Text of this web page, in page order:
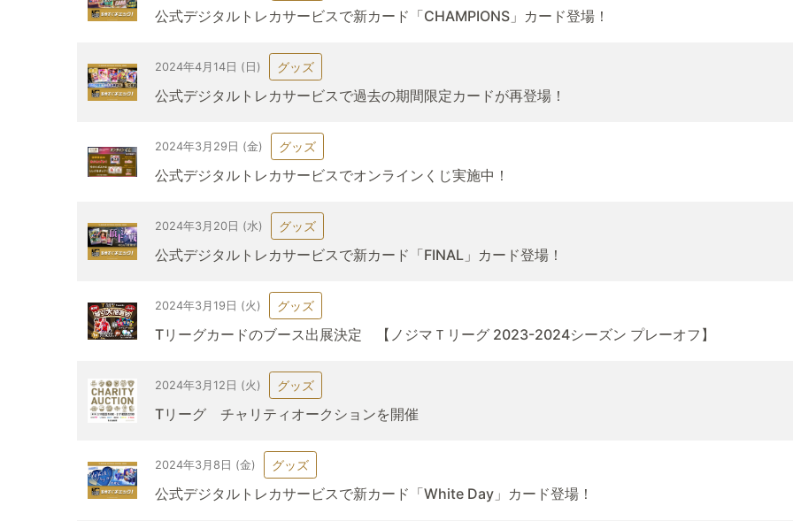
公式デジタルトレカサービスで新カード「CHAMPIONS」カード登場！
2024年4月14日 (日) グッズ
公式デジタルトレカサービスで過去の期間限定カードが再登場！
2024年3月29日 (金) グッズ
公式デジタルトレカサービスでオンラインくじ実施中！
2024年3月20日 (水) グッズ
公式デジタルトレカサービスで新カード「FINAL」カード登場！
2024年3月19日 (火) グッズ
Tリーグカードのブース出展決定 【ノジマＴリーグ 2023-2024シーズン プレーオフ】
2024年3月12日 (火) グッズ
Tリーグ チャリティオークションを開催
2024年3月8日 (金) グッズ
公式デジタルトレカサービスで新カード「White Day」カード登場！